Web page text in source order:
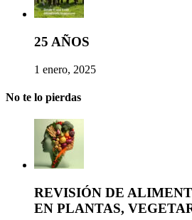
25 AÑOS
1 enero, 2025
No te lo pierdas
REVISIÓN DE
EN PLANTAS,